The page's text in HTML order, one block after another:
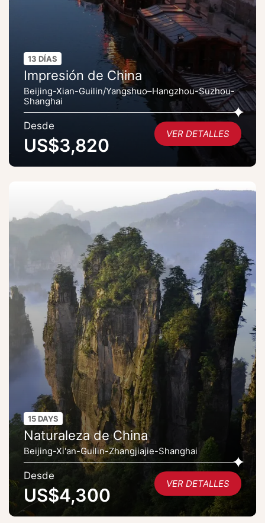
13 DÍAS
Impresión de China
Beijing-Xian-Guilin/Yangshuo–Hangzhou-Suzhou-
Shanghai
Desde
US$3,820
VER DETALLES
15 DAYS
Naturaleza de China
Beijing-Xi'an-Guilin-Zhangjiajie-Shanghai
Desde
US$4,300
VER DETALLES